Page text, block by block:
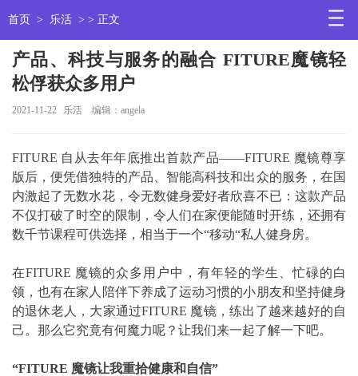
首页 > 乐活 > > 正文
产品、科技与服务的融合 FITURE魔镜轻
松俘获众多用户
2021-11-22 乐活 编辑：angela
FITURE 自从去年年底推出首款产品——FITURE 魔镜尊享
版后，便凭借独特的产品、智能高科技和出众的服务，在国
内激起了无数水花，令无数健身爱好者欣喜不已：这款产品
不仅打破了时空的限制，令人们在家便能随时开练，还拥有
数千节课程可供选择，相当于一个“移动“私人健身房。
在FITURE 魔镜的众多用户中，有年轻的学生、忙碌的白
领，也有在家人陪伴下养成了运动习惯的小朋友和坚持健身
的退休老人，大家通过FITURE 魔镜，练出了越来越好的自
己。那么它究竟有何魔力呢？让我们来一起了解一下吧。
“FITURE 魔镜让我重拾健康和自信”